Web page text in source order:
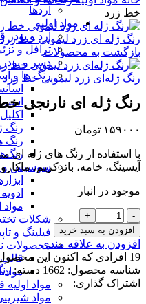
آردها
مواد اولیه
آرد و پودر
ترافل و
دسر و پودر
رنگ ها و
رنگ
رنگ
سوسیس و
مواد
شکلات
فیلینگ و
محصولات
قالب
مواد
مواد اولیه
مواد
خط زرد
رنگ ژله ای زرد لیمویی خط
بازگشت به محصولات
رنگ ژله‌ای زرد لیمویی خط زرد
رنگ ژله ای نارنجی
۱۵۹۰۰۰ تومان
با استفاده از رنگ های ژله ای
آیسینگ، خامه، باترکریم،
موجود در انبار
رنگ
ژله
ای
نارنجی
خط
زرد
عدد
افزودن به سبد خرید
افزودن به علاقه مندی
19 افرادی که اکنون این
شناسه محصول: 1662 دسته:
اشتراک گذاری: